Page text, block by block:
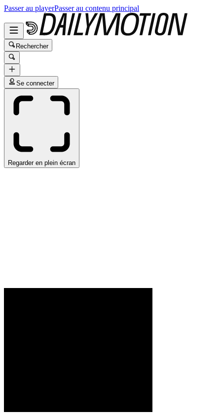
Passer au playerPasser au contenu principal
Rechercher
Se connecter
Regarder en plein écran